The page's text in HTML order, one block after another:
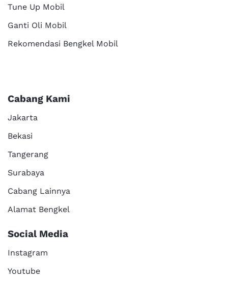
Tune Up Mobil
Ganti Oli Mobil
Rekomendasi Bengkel Mobil
Cabang Kami
Jakarta
Bekasi
Tangerang
Surabaya
Cabang Lainnya
Alamat Bengkel
Social Media
Instagram
Youtube